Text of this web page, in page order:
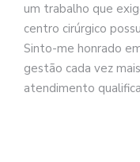
um trabalho que
centro cirúrgico
Sinto-me honrado
gestão cada vez
atendimento